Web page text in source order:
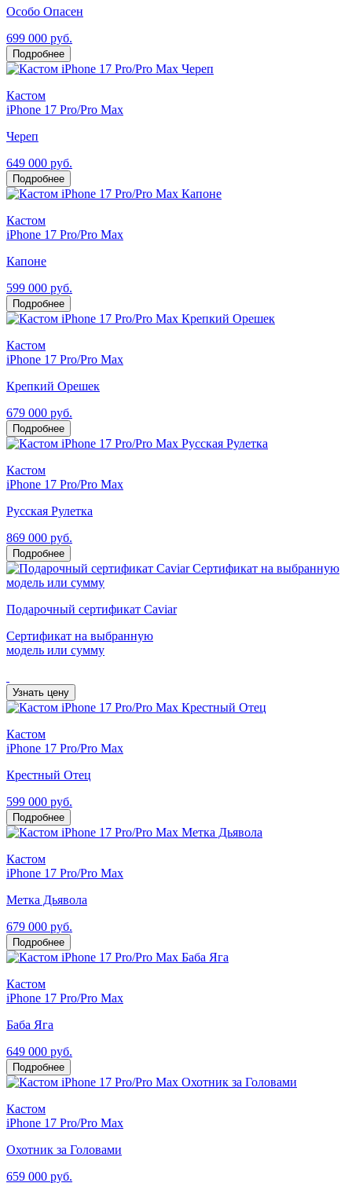
Особо Опасен
699 000 руб.
Подробнее
Кастом
iPhone 17 Pro/Pro Max
Череп
649 000 руб.
Подробнее
Кастом
iPhone 17 Pro/Pro Max
Капоне
599 000 руб.
Подробнее
Кастом
iPhone 17 Pro/Pro Max
Крепкий Орешек
679 000 руб.
Подробнее
Кастом
iPhone 17 Pro/Pro Max
Русская Рулетка
869 000 руб.
Подробнее
Подарочный сертификат Caviar
Сертификат на выбранную
модель или сумму
Узнать цену
Кастом
iPhone 17 Pro/Pro Max
Крестный Отец
599 000 руб.
Подробнее
Кастом
iPhone 17 Pro/Pro Max
Метка Дьявола
679 000 руб.
Подробнее
Кастом
iPhone 17 Pro/Pro Max
Баба Яга
649 000 руб.
Подробнее
Кастом
iPhone 17 Pro/Pro Max
Охотник за Головами
659 000 руб.